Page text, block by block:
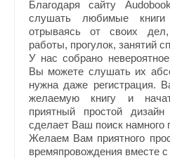
Благодаря сайту
слушать любимые
отрываясь от своих
работы, прогулок, занятий
У нас собрано
Вы можете слушать их
нужна даже регистрация.
желаемую книгу и
приятный простой
сделает Ваш поиск намного
Желаем Вам приятного
времяпровождения вместе